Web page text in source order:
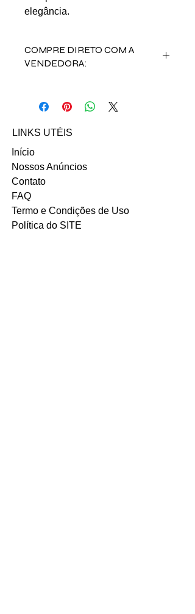
elegância.
COMPRE DIRETO COM A
VENDEDORA:
no contato abaixo:
Email: Gabriele.limasilveira@gmail.co
LINKS UTÉIS
Início
Nossos Anúncios
Contato
FAQ
Termo e Condições de Uso
Política do SITE